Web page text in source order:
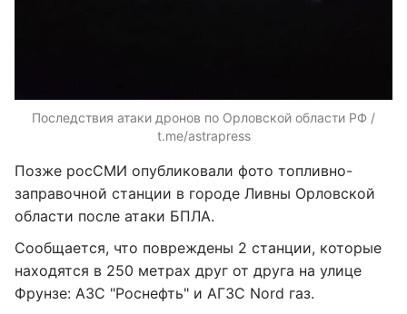
Последствия атаки дронов по Орловской области РФ /
t.me/astrapress
Позже росСМИ опубликовали фото топливно-
заправочной станции в городе Ливны Орловской
области после атаки БПЛА.
Сообщается, что повреждены 2 станции, которые
находятся в 250 метрах друг от друга на улице
Фрунзе: АЗС "Роснефть" и АГЗС Nord газ.